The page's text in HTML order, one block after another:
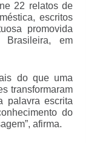
22 relatos de
escritos
promovida
em
do que uma
transformaram
palavra escrita
do
afirma.